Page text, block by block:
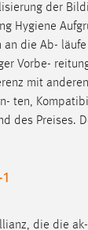
der
Hygiene
an die Ab-
Vorbe-
mit
ten,
des Preises.
die die